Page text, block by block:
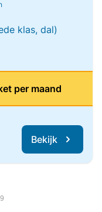
klas, dal)
per maand
Bekijk